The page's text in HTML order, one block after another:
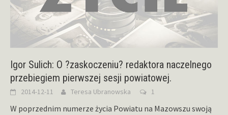
Igor Sulich: O ?zaskoczeniu? redaktora naczelnego
przebiegiem pierwszej sesji powiatowej.
2014-12-11 Teresa Ubranowska 1
W poprzednim numerze życia Powiatu na Mazowszu swoją